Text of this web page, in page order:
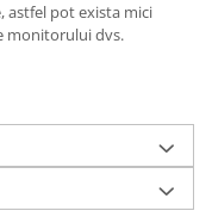
astfel pot exista mici
monitorului dvs.